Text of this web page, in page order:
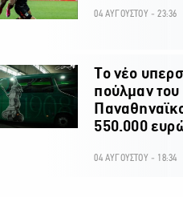
04 ΑΥΓΟΥΣΤΟΥ - 23:36
Το νέο
πούλμαν του
550.000
04 ΑΥΓΟΥΣΤΟΥ - 18:34